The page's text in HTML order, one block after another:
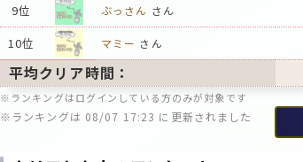
9位 ぶっさん さん
10位 マミー さん
平均クリア時間：
※ランキングはログインしている方のみが対象です
※ランキングは 08/07 17:23 に更新されました